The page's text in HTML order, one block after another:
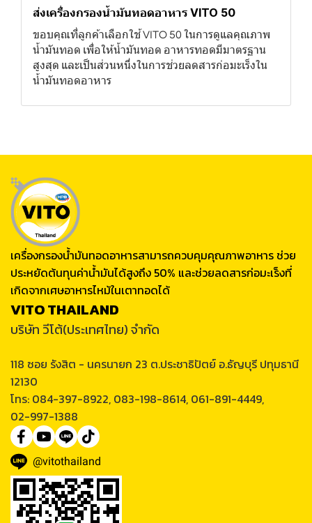
ส่งเครื่องกรองน้ำมันทอดอาหาร VITO 50
ขอบคุณที่ลูกค้าเลือกใช้ VITO 50 ในการดูแลคุณภาพ
น้ำมันทอด เพื่อให้น้ำมันทอด อาหารทอดมีมาตรฐาน
สูงสุด และเป็นส่วนหนึ่งในการช่วยลดสารก่อมะเร็งใน
น้ำมันทอดอาหาร
เครื่องกรองน้ำมันทอดอาหารสามารถควบคุมคุณภาพอาหาร ช่วย
ประหยัดต้นทุนค่าน้ำมันได้สูงถึง 50% และช่วยลดสารก่อมะเร็งที่
เกิดจากเศษอาหารไหม้ในเตาทอดได้
VITO THAILAND
บริษัท วีโต้(ประเทศไทย) จำกัด
118 ซอย รังสิต - นครนายก 23 ต.ประชาธิปัตย์ อ.ธัญบุรี ปทุมธานี
12130
โทร: 084-397-8922, 083-198-8614, 061-891-4449,
02-997-1388
@vitothailand